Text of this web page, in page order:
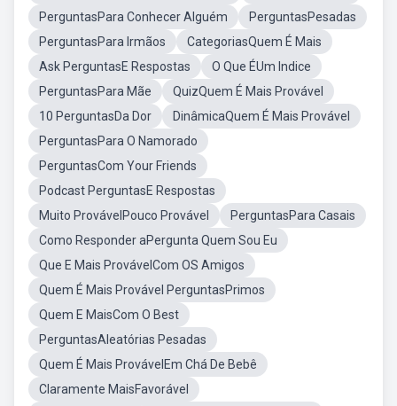
PerguntasPara Conhecer Alguém
PerguntasPesadas
PerguntasPara Irmãos
CategoriasQuem É Mais
Ask PerguntasE Respostas
O Que ÉUm Indice
PerguntasPara Mãe
QuizQuem É Mais Provável
10 PerguntasDa Dor
DinâmicaQuem É Mais Provável
PerguntasPara O Namorado
PerguntasCom Your Friends
Podcast PerguntasE Respostas
Muito ProvávelPouco Provável
PerguntasPara Casais
Como Responder aPergunta Quem Sou Eu
Que E Mais ProvávelCom OS Amigos
Quem É Mais Provável PerguntasPrimos
Quem E MaisCom O Best
PerguntasAleatórias Pesadas
Quem É Mais ProvávelEm Chá De Bebê
Claramente MaisFavorável